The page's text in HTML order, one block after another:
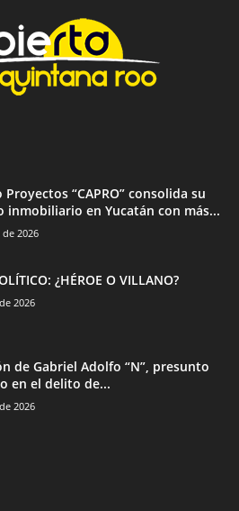
“CAPRO” consolida su
inmobiliario en Yucatán con más...
2026
¿HÉROE O VILLANO?
2026
de Gabriel Adolfo “N”, presunto
en el delito de...
2026